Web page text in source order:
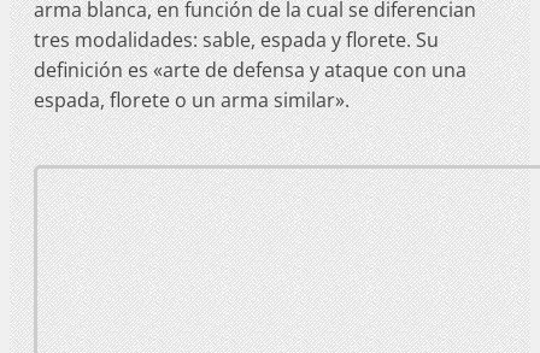
arma blanca, en función de la cual se diferencian
tres modalidades: sable, espada y florete. Su
definición es «arte de defensa y ataque con una
espada, florete o un arma similar».